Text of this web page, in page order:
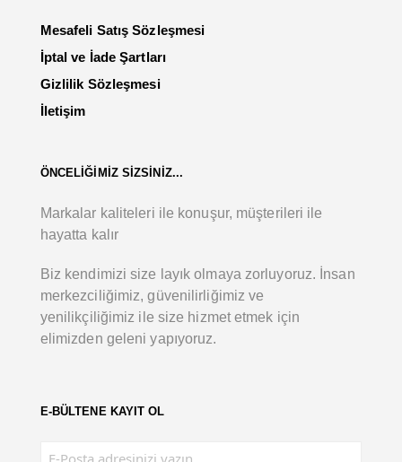
Mesafeli Satış Sözleşmesi
İptal ve İade Şartları
Gizlilik Sözleşmesi
İletişim
ÖNCELİĞİMİZ SİZSİNİZ...
Markalar kaliteleri ile konuşur, müşterileri ile
hayatta kalır
Biz kendimizi size layık olmaya zorluyoruz. İnsan
merkezciliğimiz, güvenilirliğimiz ve
yenilikçiliğimiz ile size hizmet etmek için
elimizden geleni yapıyoruz.
E-BÜLTENE KAYIT OL